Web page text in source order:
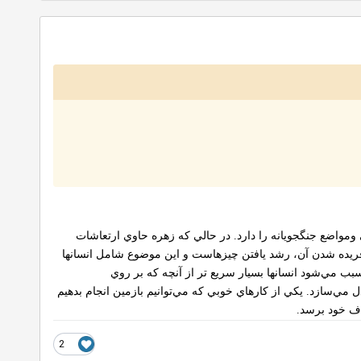
جنگجويانه‌ را دارد. در حالي‌ كه‌ زهره‌ حاوي‌ ارتعاشات‌
شدن‌ آن‌، رشد يافتن‌ چيزهاست‌ و اين‌ موضوع‌ شامل‌ انسان‏ها
مي‌شود انسان‏ها بسيار سريع تر از آنچه‌ كه‌ بر روي‌
‌مي‌سازد. يكي‌ از كارهاي‌ خوبي‌ كه‌ مي‌توانيم‌ بازمين‌ انجام‌ بدهيم‌
خود برسد.
2